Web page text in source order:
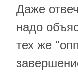
Даже
надо
тех же